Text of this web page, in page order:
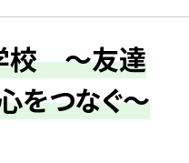
校 ～友達
をつなぐ～